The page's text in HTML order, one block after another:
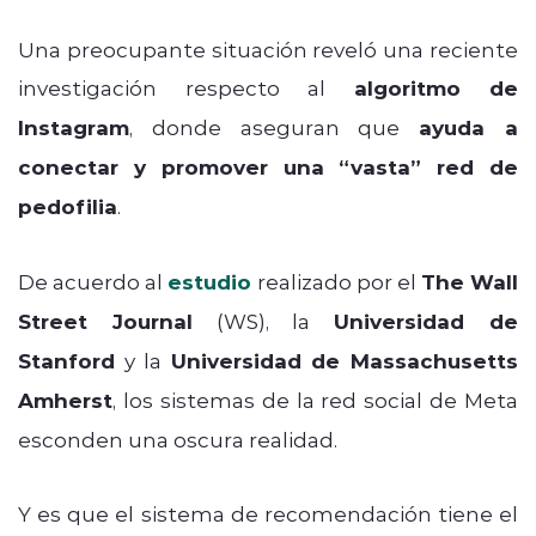
Una preocupante situación reveló una reciente
investigación respecto al algoritmo de
Instagram, donde aseguran que ayuda a
conectar y promover una “vasta” red de
pedofilia.
De acuerdo al estudio realizado por el The Wall
Street Journal (WS), la Universidad de
Stanford y la Universidad de Massachusetts
Amherst, los sistemas de la red social de Meta
esconden una oscura realidad.
Y es que el sistema de recomendación tiene el